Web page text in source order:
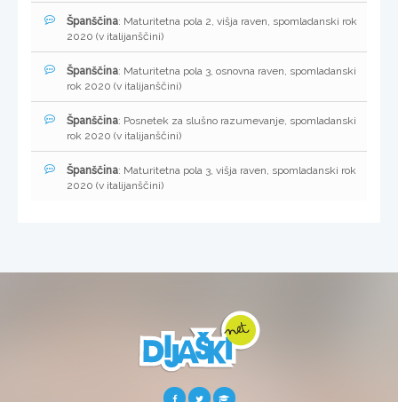
Španščina: Maturitetna pola 2, višja raven, spomladanski rok
2020 (v italijanščini)
Španščina: Maturitetna pola 3, osnovna raven, spomladanski
rok 2020 (v italijanščini)
Španščina: Posnetek za slušno razumevanje, spomladanski
rok 2020 (v italijanščini)
Španščina: Maturitetna pola 3, višja raven, spomladanski rok
2020 (v italijanščini)